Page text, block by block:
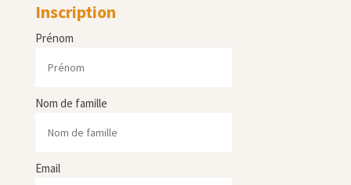
Inscription
Prénom
Nom de famille
Email